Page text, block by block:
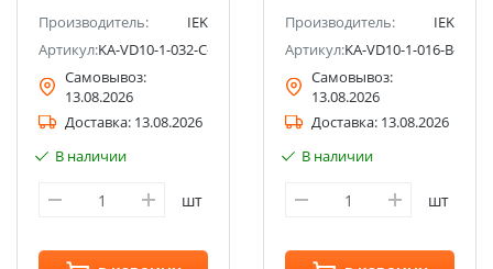
Производитель:
IEK
Артикул:KA-VD10-1-032-C-100-AC-1
Самовывоз:
13.08.2026
Доставка: 13.08.2026
В наличии
шт
Производитель:
IEK
Артикул:KA-VD10-1-016-B-030-
Самовывоз:
13.08.2026
Доставка: 13.08.2026
В наличии
шт